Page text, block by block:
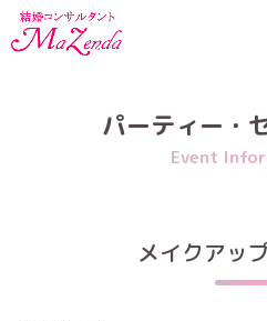
パーティー・
Event
メイクアッ